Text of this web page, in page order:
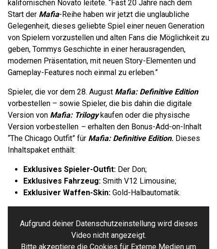
kalifornischen Novato leitete. “Fast 20 Jahre nach dem
Start der Mafia-Reihe haben wir jetzt die unglaubliche
Gelegenheit, dieses geliebte Spiel einer neuen Generation
von Spielern vorzustellen und alten Fans die Möglichkeit zu
geben, Tommys Geschichte in einer herausragenden,
modernen Präsentation, mit neuen Story-Elementen und
Gameplay-Features noch einmal zu erleben.”
Spieler, die vor dem 28. August Mafia: Definitive Edition
vorbestellen – sowie Spieler, die bis dahin die digitale
Version von Mafia: Trilogykaufen oder die physische
Version vorbestellen – erhalten den Bonus-Add-on-Inhalt
“The Chicago Outfit” für Mafia: Definitive Edition. Dieses
Inhaltspaket enthält:
Exklusives Spieler-Outfit: Der Don;
Exklusives Fahrzeug: Smith V12 Limousine;
Exklusiver Waffen-Skin: Gold-Halbautomatik.
Aufgrund deiner Datenschutzeinstellung wird dieses
Video nicht angezeigt.
Bitte akzeptiere die Cookies für Externe Medien um